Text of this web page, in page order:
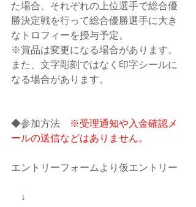
た場合、それぞれの上位選手で総合優
勝決定戦を行って総合優勝選手に大き
なトロフィーを授与予定。
※賞品は変更になる場合があります。
また、文字彫刻ではなく印字シールに
なる場合があります。
◆参加方法 ※受理通知や入金確認メ
ールの送信などはありません。
エントリーフォームより仮エントリー
↓